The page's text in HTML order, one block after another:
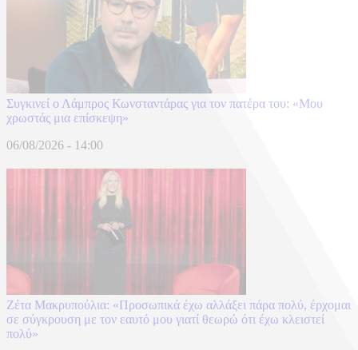
Συγκινεί ο Λάμπρος Κωνσταντάρας για τον πατέρα του: «Μου
χρωστάς μια επίσκεψη»
06/08/2026 - 14:00
Ζέτα Μακρυπούλια: «Προσωπικά έχω αλλάξει πάρα πολύ, έρχομαι
σε σύγκρουση με τον εαυτό μου γιατί θεωρώ ότι έχω κλειστεί
πολύ»